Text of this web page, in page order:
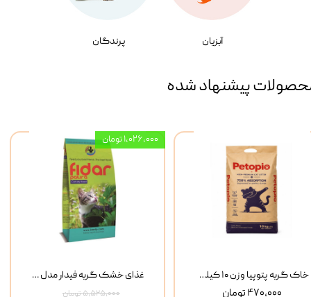
آبزیان پرندگان
پیشنهاد شده
غذای خشک گربه فیدار مدل Adult وزن 10 کیلوگرم
۵,۵۲۵,۰۰۰ تومان
۱,۰۲۶,۰۰۰ تومان
خاک گربه پتوپیا وزن ۱۰ کیلوگرم
۴۷۰,۰۰۰ تومان